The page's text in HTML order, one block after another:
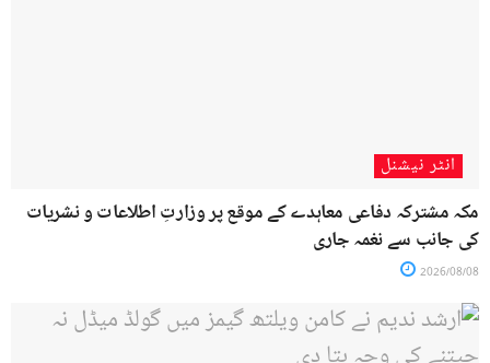
انٹر نیشنل
مکہ مشترکہ دفاعی معاہدے کے موقع پر وزارتِ اطلاعات و نشریات
کی جانب سے نغمہ جاری
2026/08/08